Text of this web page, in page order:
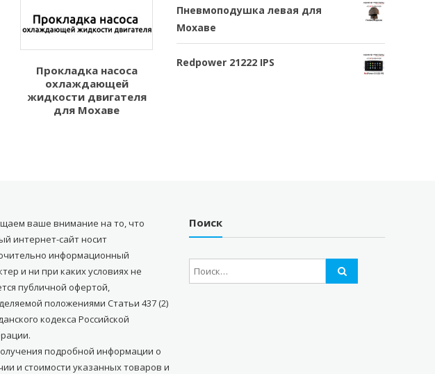
Прокладка насоса
охлаждающей
жидкости двигателя
для Мохаве
Пневмоподушка левая для
Мохаве
Redpower 21222 IPS
ваше внимание на то, что
интернет-сайт носит
информационный
и ни при каких условиях не
публичной офертой,
положениями Статьи 437 (2)
кодекса Российской
подробной информации о
и стоимости указанных товаров и
Поиск